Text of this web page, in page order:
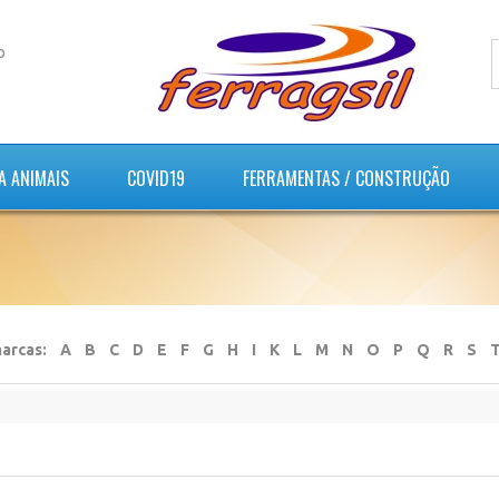
ANIMAIS COVID19 FERRAMENTAS / CONSTRUÇÃO
A B C D E F G H I K L M N O P Q R S